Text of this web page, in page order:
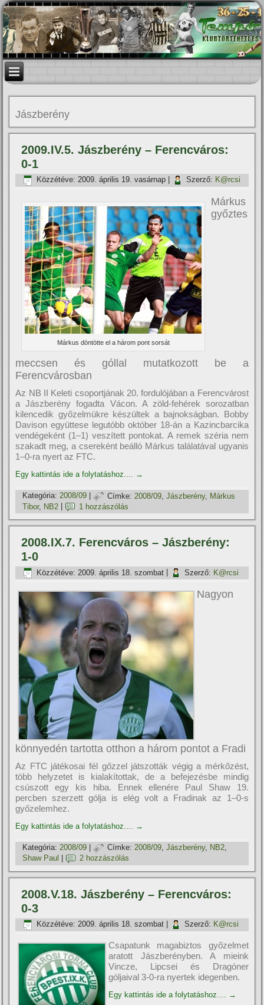
Jászberény
2009.IV.5. Jászberény – Ferencváros:
0-1
Közzétéve: 2009. április 19. vasárnap Szerző: K@rcsi
Márkus döntötte el a három pont sorsát
Márkus
győztes
meccsen és góllal mutatkozott be a
Ferencvárosban
Az NB II Keleti csoportjának 20. fordulójában a Ferencvárost
a Jászberény fogadta Vácon. A zöld-fehérek sorozatban
kilencedik győzelmükre készültek a bajnokságban. Bobby
Davison együttese legutóbb október 18-án a Kazincbarcika
vendégeként (1–1) veszí­tett pontokat. A remek széria nem
szakadt meg, a csereként beálló Márkus találatával ugyanis
1–0-ra nyert az FTC.
Egy kattintás ide a folytatáshoz.... →
Kategória: 2008/09 | Címke: 2008/09 ,Jászberény, Márkus
Tibor, NB2 1 hozzászólás
2008.IX.7. Ferencváros – Jászberény:
1-0
Közzétéve: 2009. április 18. szombat Szerző: K@rcsi
Nagyon
könnyedén tartotta otthon a három pontot a Fradi
Az FTC játékosai fél gőzzel játszották végig a mérkőzést,
több helyzetet is kialakí­tottak, de a befejezésbe mindig
csúszott egy kis hiba. Ennek ellenére Paul Shaw 19.
percben szerzett gólja is elég volt a Fradinak az 1–0-s
győzelemhez.
Egy kattintás ide a folytatáshoz.... →
Kategória: 2008/09 | Címke: 2008/09,Jászberény, NB2,
Shaw Paul
2 hozzászólás
2008.V.18. Jászberény – Ferencváros:
0-3
Közzétéve: 2009. április 18. szombat Szerző: K@rcsi
Csapatunk magabiztos győzelmet
aratott Jászberényben. A mieink
Vincze, Lipcsei és Dragóner
góljaival 3-0-ra nyertek idegenben.
Egy kattintás ide a folytatáshoz.... →